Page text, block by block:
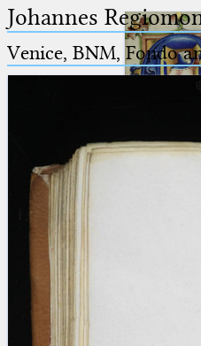
(the underscore) is the
(the percent sign) is the
placeholder for no, one or
than one character.
Johannes
Venice, BNM, Fondo